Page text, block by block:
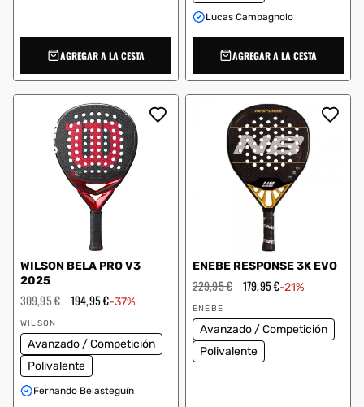
AGREGAR A LA CESTA
Lucas Campagnolo
AGREGAR A LA CESTA
WILSON BELA PRO V3
2025
Precio
habitual
309,95 € Precio
194,95 €-37%
Proveedor:
WILSON
Avanzado / Competición
Polivalente
Fernando Belasteguín
ENEBE RESPONSE 3K EVO
Precio
habitual
229,95 € Precio
179,95 €-21%
Proveedor:
ENEBE
Avanzado / Competición
Polivalente